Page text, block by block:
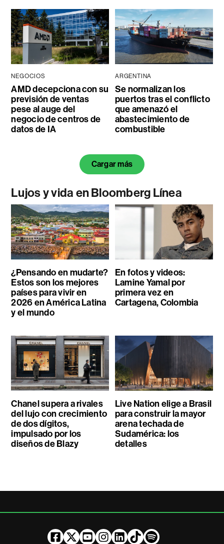
NEGOCIOS
AMD decepciona con su
previsión de ventas
pese al auge del
negocio de centros de
datos de IA
ARGENTINA
Se normalizan los
puertos tras el conflicto
que amenazó el
abastecimiento de
combustible
Cargar más
Lujos y vida en Bloomberg Línea
¿Pensando en mudarte?
Estos son los mejores
países para vivir en
2026 en América Latina
y el mundo
En fotos y videos:
Lamine Yamal por
primera vez en
Cartagena, Colombia
Chanel supera a rivales
del lujo con crecimiento
de dos dígitos,
impulsado por los
diseños de Blazy
Live Nation elige a Brasil
para construir la mayor
arena techada de
Sudamérica: los
detalles